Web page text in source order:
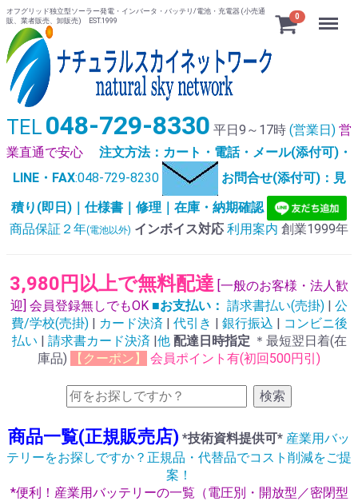
オフグリッド独立型ソーラー発電・インバータ・バッテリ/電池・充電器 (小売通
販、業者販売、卸販売) EST.1999
0 Menu
TEL 048-729-8330 平日9～17時 (営業日) 営
業直通で安心
注文方法：カート・電話・メール(添付可)・
LINE・FAX:048-729-8230
お問合せ(添付可)：見
積り(即日)｜仕様書｜修理｜在庫・納期確認
商品保証２年(電池以外) インボイス対応 利用案内 創業1999年
3,980円以上で無料配達 [一般のお客様・法人歓
迎] 会員登録無しでもOK ■お支払い： 請求書払い(売掛) | 公
費/学校(売掛) | カード決済 | 代引き | 銀行振込 | コンビニ後
払い | 請求書カード決済 |他 配達日時指定 ＊最短翌日着(在
庫品)
【クーポン】 会員ポイント有(初回500円引)
検索
商品一覧(正規販売店) *技術資料提供可* 産業用バッ
テリーをお探しですか？正規品・代替品でコスト削減をご提
案！
*便利！産業用バッテリーの一覧（電圧別・開放型／密閉型